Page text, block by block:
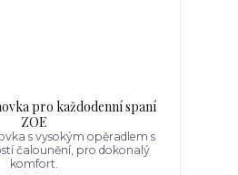
pro každodenní spaní
ZOE
s vysokým opěradlem s
čalounění, pro dokonalý
komfort.